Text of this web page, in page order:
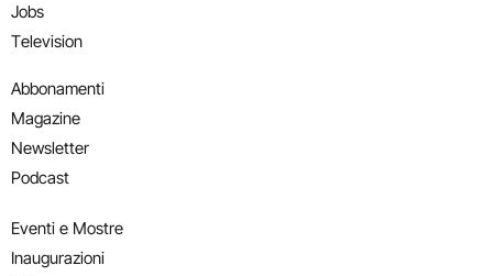
Jobs
Television
Abbonamenti
Magazine
Newsletter
Podcast
Eventi e Mostre
Inaugurazioni